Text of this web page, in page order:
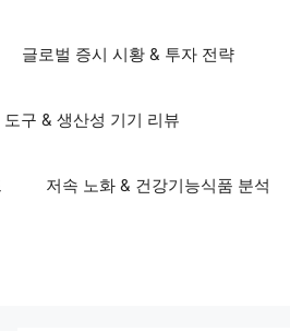
글로벌 증시 시황 & 투자 전략
구 & 생산성 기기 리뷰
저속 노화 & 건강기능식품 분석